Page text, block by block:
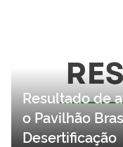
Resultado de
o Pavilhão
Desertificação